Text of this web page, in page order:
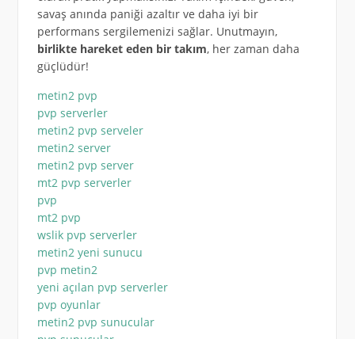
savaş anında paniği azaltır ve daha iyi bir
performans sergilemenizi sağlar. Unutmayın,
birlikte hareket eden bir takım, her zaman daha
güçlüdür!
metin2 pvp
pvp serverler
metin2 pvp serveler
metin2 server
metin2 pvp server
mt2 pvp serverler
pvp
mt2 pvp
wslik pvp serverler
metin2 yeni sunucu
pvp metin2
yeni açılan pvp serverler
pvp oyunlar
metin2 pvp sunucular